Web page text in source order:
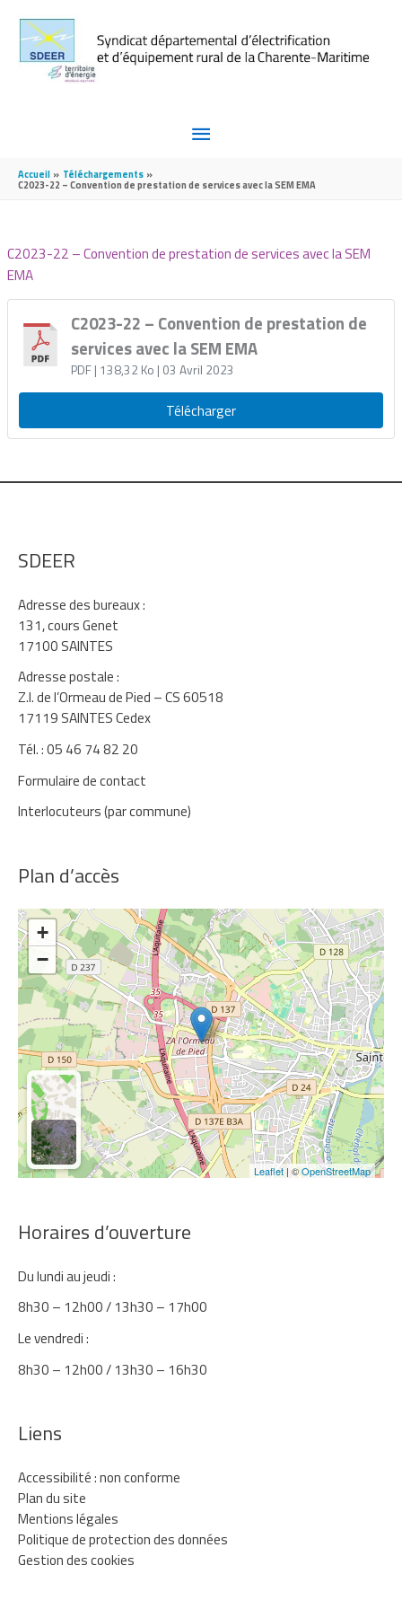
MENU
PRINCIPAL
Accueil Téléchargements
C2023-22 – Convention de prestation de services avec la SEM EMA
C2023-22 – Convention de prestation de services avec la SEM
EMA
C2023-22 – Convention de prestation de
services avec la SEM EMA
PDF| 138,32 Ko | 03 Avril 2023
Télécharger
SDEER
Adresse des bureaux :
131, cours Genet
17100 SAINTES
Adresse postale :
Z.I. de l’Ormeau de Pied – CS 60518
17119 SAINTES Cedex
Tél. : 05 46 74 82 20
Formulaire de contact
Interlocuteurs (par commune)
Plan d’accès
+
−
Leaflet | ©OpenStreetMap
Horaires d’ouverture
Du lundi au jeudi :
8h30 – 12h00 / 13h30 – 17h00
Le vendredi :
8h30 – 12h00 / 13h30 – 16h30
Liens
Accessibilité : non conforme
Plan du site
Mentions légales
Politique de protection des données
Gestion des cookies